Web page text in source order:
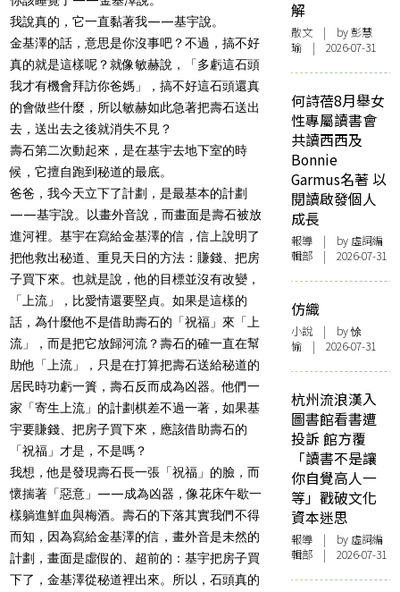
我說真的，它一直黏著我——基宇說。
金基澤的話，意思是你沒事吧？不過，搞不好
真的就是這樣呢？就像敏赫說，「多虧這石頭
我才有機會拜訪你爸媽」，搞不好這石頭還真
的會做些什麼，所以敏赫如此急著把壽石送出
去，送出去之後就消失不見？
壽石第二次動起來，是在基宇去地下室的時
候，它擅自跑到秘道的最底。
爸爸，我今天立下了計劃，是最基本的計劃
——基宇說。以畫外音說，而畫面是壽石被放
進河裡。基宇在寫給金基澤的信，信上說明了
把他救出秘道、重見天日的方法：賺錢、把房
子買下來。也就是說，他的目標並沒有改變，
「上流」，比愛情還要堅貞。如果是這樣的
話，為什麼他不是借助壽石的「祝福」來「上
流」，而是把它放歸河流？壽石的確一直在幫
助他「上流」，只是在打算把壽石送給秘道的
居民時功虧一簣，壽石反而成為凶器。他們一
家「寄生上流」的計劃棋差不過一著，如果基
宇要賺錢、把房子買下來，應該借助壽石的
「祝福」才是，不是嗎？
我想，他是發現壽石長一張「祝福」的臉，而
懷揣著「惡意」——成為凶器，像花床午歇一
樣躺進鮮血與梅酒。壽石的下落其實我們不得
而知，因為寫給金基澤的信，畫外音是未然的
計劃，畫面是虛假的、超前的：基宇把房子買
下了，金基澤從秘道裡出來。所以，石頭真的
解
散文 | by 彭慧
瑜 | 2026-07-31
何詩蓓8月舉女
性專屬讀書會
共讀西西及
Bonnie
Garmus名著 以
閱讀啟發個人
成長
報導 | by 虛詞編
輯部 | 2026-07-31
仿織
小說 | by 悇
愉 | 2026-07-31
杭州流浪漢入
圖書館看書遭
投訴 館方覆
「讀書不是讓
你自覺高人一
等」戳破文化
資本迷思
報導 | by 虛詞編
輯部 | 2026-07-31